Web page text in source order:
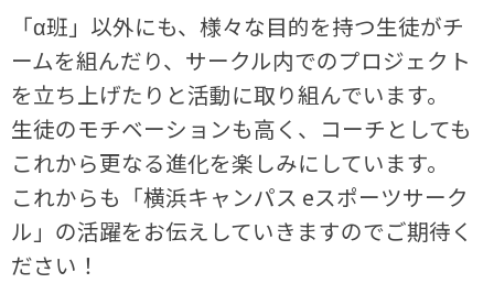
「α班」以外にも、様々な目的を持つ生徒がチ
ームを組んだり、サークル内でのプロジェクト
を立ち上げたりと活動に取り組んでいます。
生徒のモチベーションも高く、コーチとしても
これから更なる進化を楽しみにしています。
これからも「横浜キャンパス eスポーツサーク
ル」の活躍をお伝えしていきますのでご期待く
ださい！